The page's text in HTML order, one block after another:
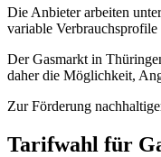
Die Anbieter arbeiten
variable
Der Gasmarkt in
daher die Möglichkeit,
Zur Förderung
Tarifwahl für